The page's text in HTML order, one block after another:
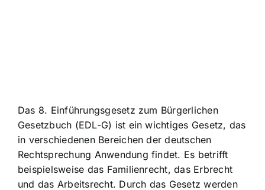
Das 8. Einführungsgesetz zum Bürgerlichen
Gesetzbuch (EDL-G) ist ein wichtiges Gesetz, das
in verschiedenen Bereichen der deutschen
Rechtsprechung Anwendung findet. Es betrifft
beispielsweise das Familienrecht, das Erbrecht
und das Arbeitsrecht. Durch das Gesetz werden